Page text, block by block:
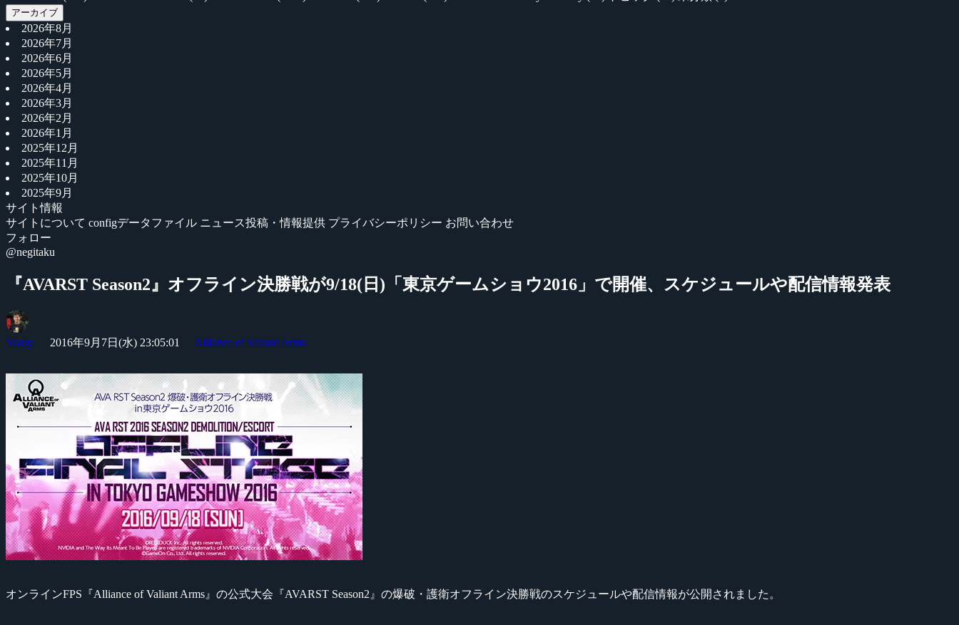
アーカイブ
2026年8月
2026年7月
2026年6月
2026年5月
2026年4月
2026年3月
2026年2月
2026年1月
2025年12月
2025年11月
2025年10月
2025年9月
サイト情報
サイトについて configデータファイル ニュース投稿・情報提供 プライバシーポリシー お問い合わせ
フォロー
@negitaku
『AVARST Season2』オフライン決勝戦が9/18(日)「東京ゲームショウ2016」で開催、スケジュールや配信情報発表
Yossy 2016年9月7日(水) 23:05:01 Alliance of Valiant Arms
オンラインFPS『Alliance of Valiant Arms』の公式大会『AVARST Season2』の爆破・護衛オフライン決勝戦のスケジュールや配信情報が公開されました。